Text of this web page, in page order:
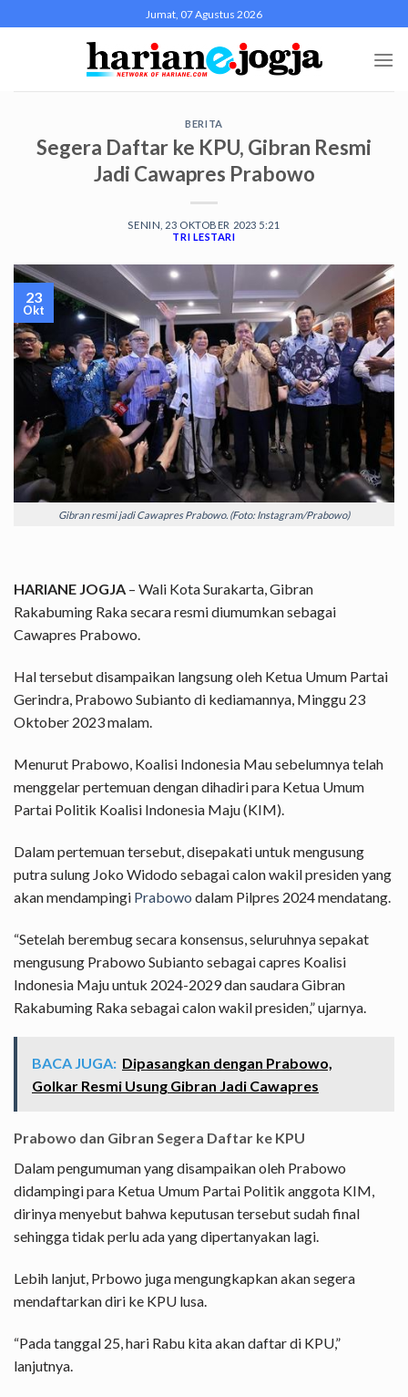
to
Jumat, 07 Agustus 2026
BERITA
Segera Daftar ke KPU, Gibran Resmi
Jadi Cawapres Prabowo
SENIN, 23 OKTOBER 2023 5:21
TRI LESTARI
Gibran resmi jadi Cawapres Prabowo. (Foto: Instagram/Prabowo)
23
Okt
HARIANE JOGJA – Wali Kota Surakarta, Gibran
Rakabuming Raka secara resmi diumumkan sebagai
Cawapres Prabowo.
Hal tersebut disampaikan langsung oleh Ketua Umum Partai
Gerindra, Prabowo Subianto di kediamannya, Minggu 23
Oktober 2023 malam.
Menurut Prabowo, Koalisi Indonesia Mau sebelumnya telah
menggelar pertemuan dengan dihadiri para Ketua Umum
Partai Politik Koalisi Indonesia Maju (KIM).
Dalam pertemuan tersebut, disepakati untuk mengusung
putra sulung Joko Widodo sebagai calon wakil presiden yang
akan mendampingi Prabowo dalam Pilpres 2024 mendatang.
“Setelah berembug secara konsensus, seluruhnya sepakat
mengusung Prabowo Subianto sebagai capres Koalisi
Indonesia Maju untuk 2024-2029 dan saudara Gibran
Rakabuming Raka sebagai calon wakil presiden,” ujarnya.
BACA JUGA: Dipasangkan dengan Prabowo,
Golkar Resmi Usung Gibran Jadi Cawapres
Prabowo dan Gibran Segera Daftar ke KPU
Dalam pengumuman yang disampaikan oleh Prabowo
didampingi para Ketua Umum Partai Politik anggota KIM,
dirinya menyebut bahwa keputusan tersebut sudah final
sehingga tidak perlu ada yang dipertanyakan lagi.
Lebih lanjut, Prbowo juga mengungkapkan akan segera
mendaftarkan diri ke KPU lusa.
“Pada tanggal 25, hari Rabu kita akan daftar di KPU,”
lanjutnya.